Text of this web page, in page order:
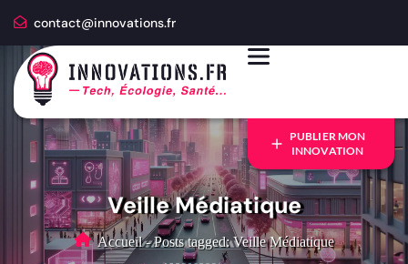
contact@innovations.fr
PUBLIER MON
INNOVATION
Veille Médiatique
Accueil - Posts tagged: Veille Médiatique